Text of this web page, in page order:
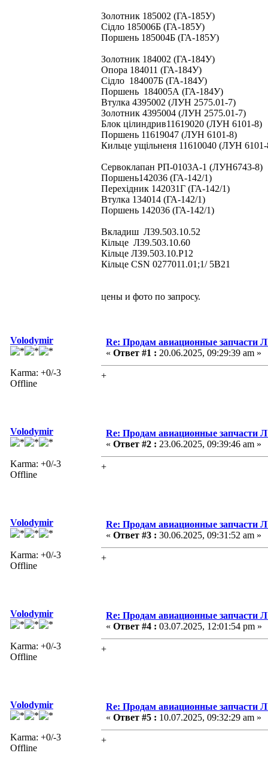
Золотник 185002 (ГА-185У)
Сідло 185006Б (ГА-185У)
Поршень 185004Б (ГА-185У)
Золотник 184002 (ГА-184У)
Опора 184011 (ГА-184У)
Сідло 184007Б (ГА-184У)
Поршень 184005А (ГА-184У)
Втулка 4395002 (ЛУН 2575.01-7)
Золотник 4395004 (ЛУН 2575.01-7)
Блок цілиндрив11619020 (ЛУН 6101-8)
Поршень 11619047 (ЛУН 6101-8)
Кильце ущільненя 11610040 (ЛУН
Сервоклапан РП-0103А-1 (ЛУН6743-8)
Поршень142036 (ГА-142/1)
Перехідник 142031Г (ГА-142/1)
Втулка 134014 (ГА-142/1)
Поршень 142036 (ГА-142/1)
Вкладиш Л39.503.10.52
Кільце Л39.503.10.60
Кільце Л39.503.10.Р12
Кільце CSN 0277011.01;1/ 5В21
цены и фото по запросу.
Volodymir
Karma: +0/-3
Offline
Re: Продам авиационные запчасти
« Ответ #1 : 20.06.2025, 09:29:39 am »
+
Volodymir
Karma: +0/-3
Offline
Re: Продам авиационные запчасти
« Ответ #2 : 23.06.2025, 09:39:46 am »
+
Volodymir
Karma: +0/-3
Offline
Re: Продам авиационные запчасти
« Ответ #3 : 30.06.2025, 09:31:52 am »
+
Volodymir
Karma: +0/-3
Offline
Re: Продам авиационные запчасти
« Ответ #4 : 03.07.2025, 12:01:54 pm »
+
Volodymir
Karma: +0/-3
Offline
Re: Продам авиационные запчасти
« Ответ #5 : 10.07.2025, 09:32:29 am »
+